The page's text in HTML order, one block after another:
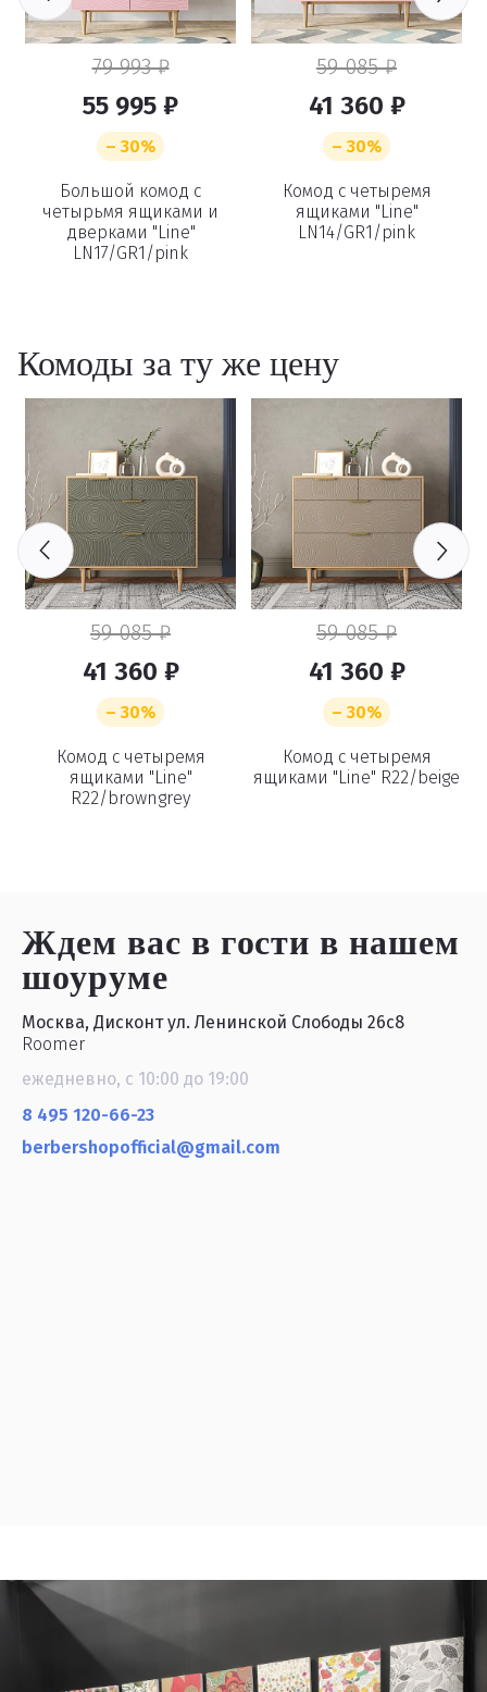
79 993 ₽
55 995 ₽
– 30%
Большой комод с
четырьмя ящиками и
дверками "Line"
LN17/GR1/pink
59 085 ₽
41 360 ₽
– 30%
Комод с четыремя
ящиками "Line"
LN14/GR1/pink
Комоды за ту же цену
59 085 ₽
41 360 ₽
– 30%
Комод с четыремя
ящиками "Line"
R22/browngrey
59 085 ₽
41 360 ₽
– 30%
Комод с четыремя
ящиками "Line" R22/beige
Ждем вас в гостив нашем
шоуруме
Москва, Дисконт ул. Ленинской Слободы 26с8
Roomer
ежедневно, с 10:00 до 19:00
8 495 120-66-23
berbershopofficial@gmail.com
Удаление
товаров
товар из корзины?
Удалить